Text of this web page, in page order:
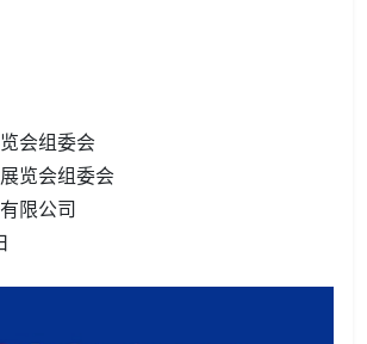
会组委会
览会组委会
限公司